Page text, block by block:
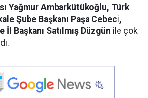
Yağmur Ambarkütükoğlu, Türk
Şube Başkanı Paşa Cebeci,
İl Başkanı Satılmış Düzgün ile çok